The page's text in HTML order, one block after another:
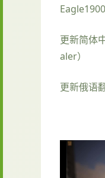
Eagle1900
更新简体
aler）
更新俄语